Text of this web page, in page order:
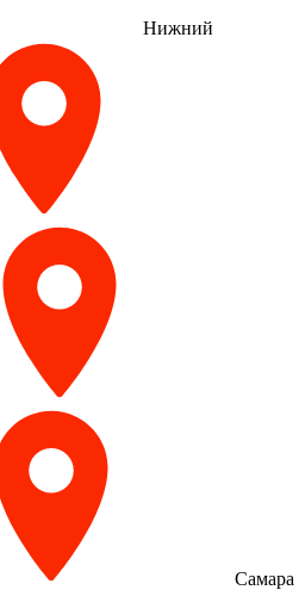
Нижний
Самара